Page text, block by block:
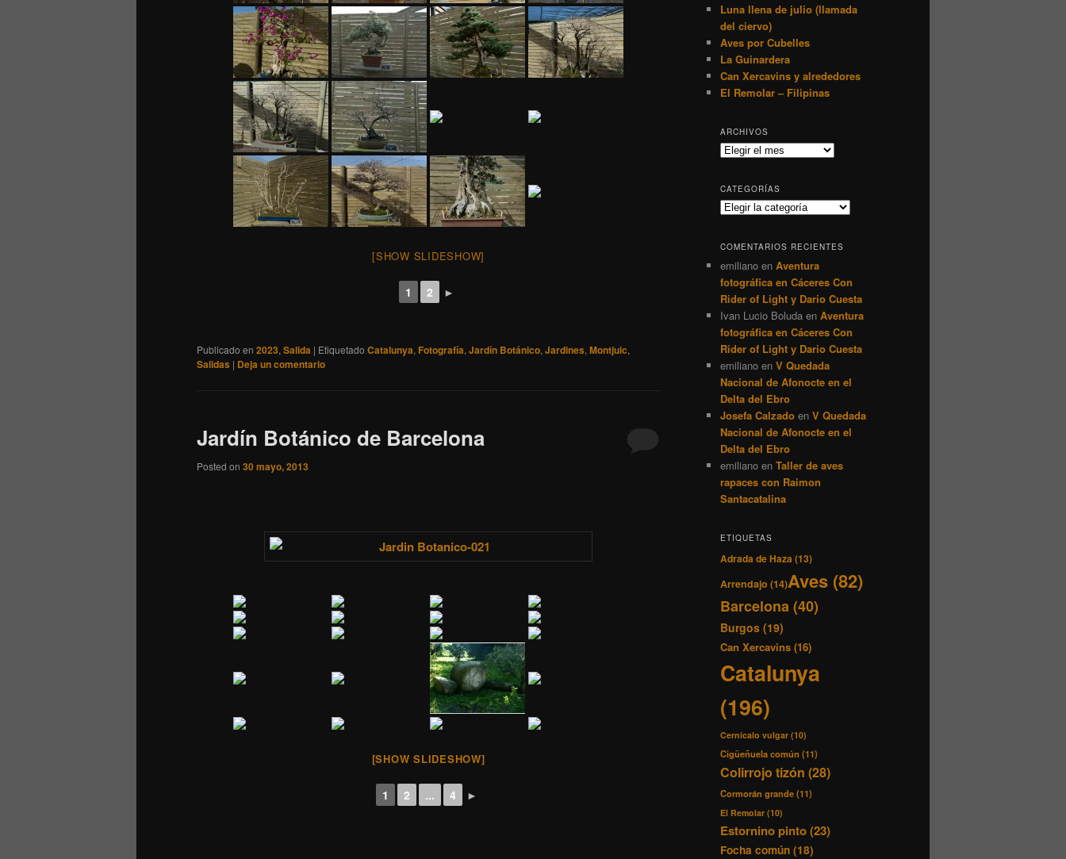
[SHOW SLIDESHOW]
1 2 ►
Publicado en 2023, Salida | Etiquetado Catalunya, Fotografía, Jardín Botánico, Jardines, Montjuic,
Salidas | Deja un comentario
Jardín Botánico de Barcelona
Posted on 30 mayo, 2013
[SHOW SLIDESHOW]
1 2 ... 4 ►
Luna llena de julio (llamada
del ciervo)
Aves por Cubelles
La Guinardera
Can Xercavins y alrededores
El Remolar – Filipinas
ARCHIVOS
Archivos
CATEGORÍAS
Categorías
COMENTARIOS RECIENTES
emiliano en Aventura
fotográfica en Cáceres Con
Rider of Light y Dario Cuesta
Ivan Lucio Boluda en Aventura
fotográfica en Cáceres Con
Rider of Light y Dario Cuesta
emiliano en V Quedada
Nacional de Afonocte en el
Delta del Ebro
Josefa Calzado en V Quedada
Nacional de Afonocte en el
Delta del Ebro
emiliano en Taller de aves
rapaces con Raimon
Santacatalina
ETIQUETAS
Adrada de Haza (13)
Arrendajo (14)Aves (82)
Barcelona(40)
Burgos (19)
Can Xercavins (16)
Catalunya
(196)
Cernícalo vulgar (10)
Cigüeñuela común (11)
Colirrojo tizón (28)
Cormorán grande(11)
El Remolar (10)
Estornino pinto(23)
Focha común (18)